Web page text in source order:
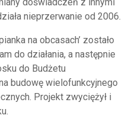
nieprzerwanie od 2006.
na obcasach’ zostało
do działania, a następnie
do Budżetu
budowę wielofunkcyjnego
Projekt zwyciężył i